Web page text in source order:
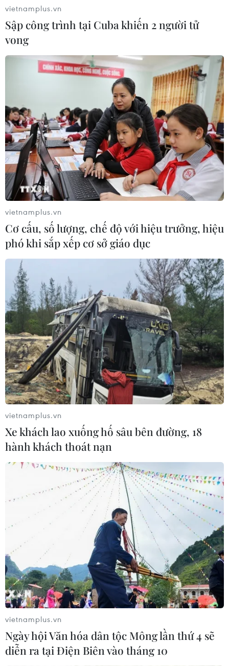
vietnamplus.vn
Sập công trình tại Cuba khiến 2 người tử
vong
vietnamplus.vn
Cơ cấu, số lượng, chế độ với hiệu trưởng, hiệu
phó khi sắp xếp cơ sở giáo dục
vietnamplus.vn
Xe khách lao xuống hố sâu bên đường, 18
hành khách thoát nạn
vietnamplus.vn
Ngày hội Văn hóa dân tộc Mông lần thứ 4 sẽ
diễn ra tại Điện Biên vào tháng 10